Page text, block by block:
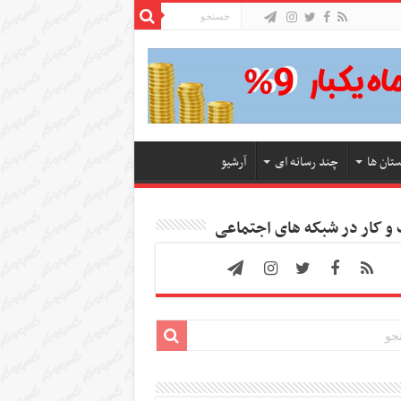
ها چند رسانه ای آرشیو
کار در شبکه های اجتماعی